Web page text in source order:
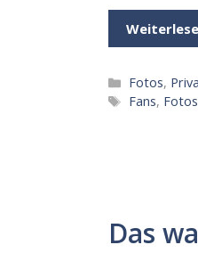
Kategorien
Fotos,
Fans, Fotos
Das